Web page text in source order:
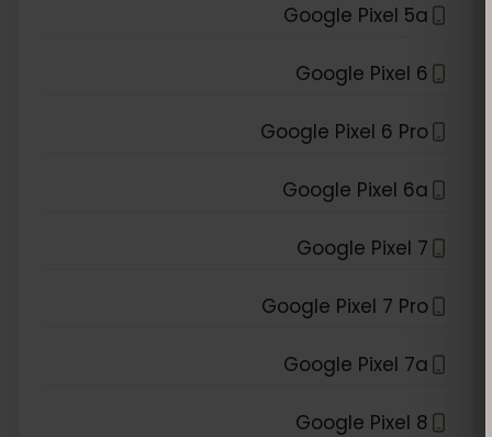
Google Pixel 5a
Google Pixel 6
Google Pixel 6 Pro
Google Pixel 6a
Google Pixel 7
Google Pixel 7 Pro
Google Pixel 7a
Google Pixel 8